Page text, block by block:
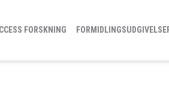
FORSKNING